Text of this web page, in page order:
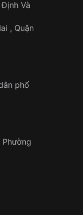
trên toàn quốc
đơn hàng thành
toán trực tiếp
suốt quá
Và
, Quận
phố
Phường